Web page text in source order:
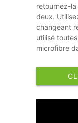
retournez-
deux.
changeant
utilisé
microfibre